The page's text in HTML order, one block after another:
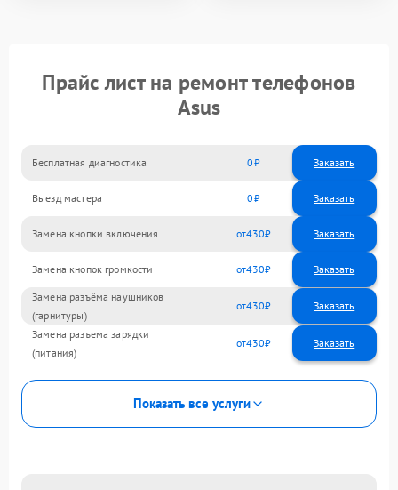
Прайс лист на ремонт телефонов
Asus
Бесплатная диагностика 0 Заказать
Выезд мастера 0 Заказать
Замена кнопки включения 430
Замена кнопок громкости 430
Замена разъёма наушников
(гарнитуры)
430
Замена разъема зарядки
(питания)
430
Показать все услуги